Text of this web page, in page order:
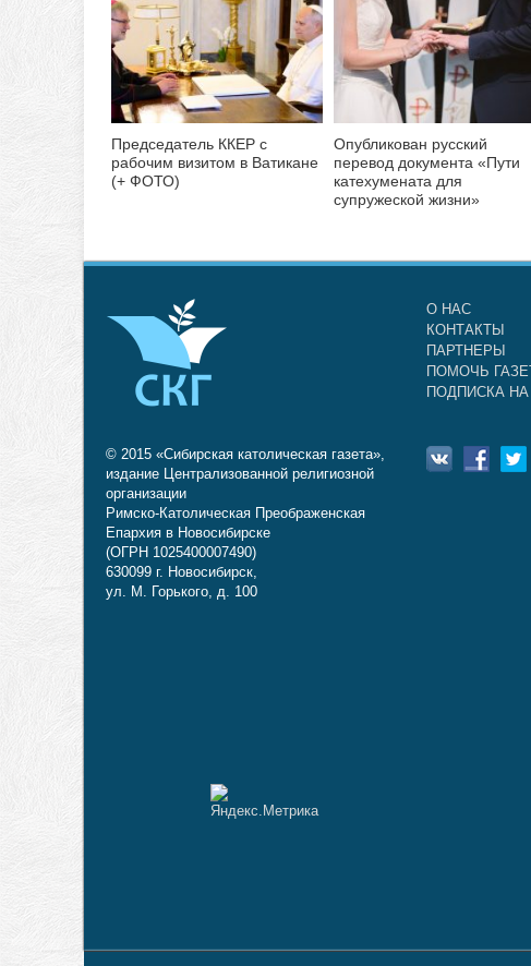
Председатель ККЕР с
рабочим визитом в Ватикане
(+ ФОТО)
Опубликован русский
перевод документа «Пути
катехумената для
супружеской жизни»
© 2015 «Сибирская католическая газета»,
издание Централизованной религиозной
организации
Римско-Католическая Преображенская
Епархия в Новосибирске
(ОГРН 1025400007490)
630099 г. Новосибирск,
ул. М. Горького, д. 100
О НАС
КОНТАКТЫ
ПАРТНЕРЫ
ПОМОЧЬ
ПОДПИСКА